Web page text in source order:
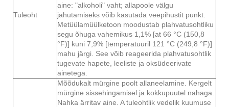
Tuleoht
aine: "alkoholi" vaht; allapoole välgu
jahutamiseks võib kasutada veepihustit punkt.
Metüülamüülketoon moodustab plahvatusohtliku
segu õhuga vahemikus 1,1% [at 66 °C (150,8
°F)] kuni 7,9% [temperatuuril 121 °C (249,8 °F)]
mahu järgi. See võib reageerida plahvatusohtlik
tugevate hapete, leeliste ja oksüdeerivate
ainetega.
Mõõdukalt mürgine poolt allaneelamine. Kergelt
mürgine sissehingamisel ja kokkupuutel nahaga.
Nahka ärritav aine. A tuleohtlik vedelik kuumuse